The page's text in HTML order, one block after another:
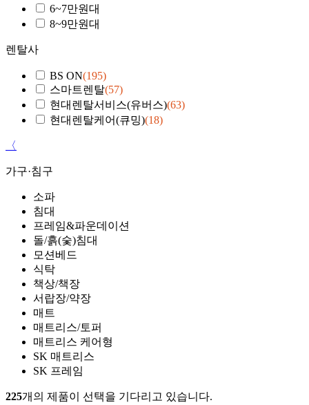
6~7만원대
8~9만원대
렌탈사
BS ON(195)
스마트렌탈(57)
현대렌탈서비스(유버스)(63)
현대렌탈케어(큐밍)(18)
〈
가구·침구
소파
침대
프레임&파운데이션
돌/흙(숯)침대
모션베드
식탁
책상/책장
서랍장/약장
매트
매트리스/토퍼
매트리스 케어형
SK 매트리스
SK 프레임
225개의 제품이 선택을 기다리고 있습니다.